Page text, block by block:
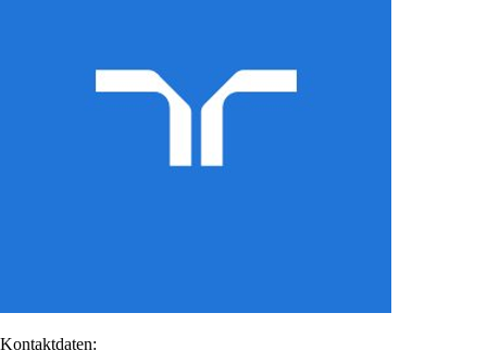
Kontaktdaten: